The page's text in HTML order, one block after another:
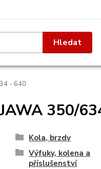
Hledat
- 640
350/
Kola, brzdy
Výfuky, kolena a
příslušenství